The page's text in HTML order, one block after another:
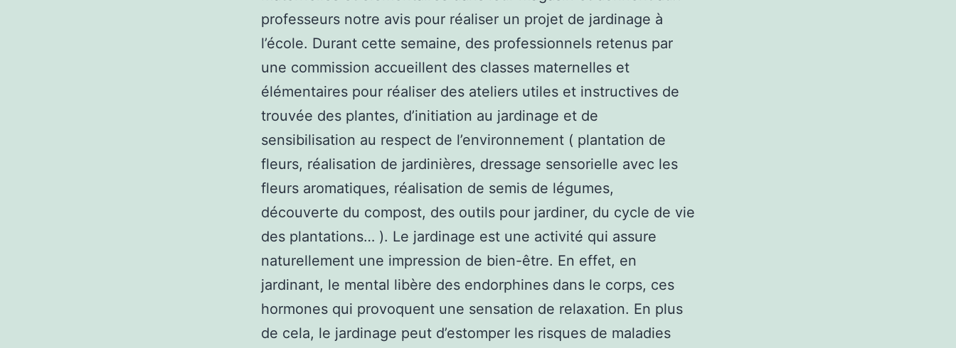
professeurs notre avis pour réaliser un projet de jardinage à
l’école. Durant cette semaine, des professionnels retenus par
une commission accueillent des classes maternelles et
élémentaires pour réaliser des ateliers utiles et instructives de
trouvée des plantes, d’initiation au jardinage et de
sensibilisation au respect de l’environnement ( plantation de
fleurs, réalisation de jardinières, dressage sensorielle avec les
fleurs aromatiques, réalisation de semis de légumes,
découverte du compost, des outils pour jardiner, du cycle de vie
des plantations… ). Le jardinage est une activité qui assure
naturellement une impression de bien-être. En effet, en
jardinant, le mental libère des endorphines dans le corps, ces
hormones qui provoquent une sensation de relaxation. En plus
de cela, le jardinage peut d’estomper les risques de maladies